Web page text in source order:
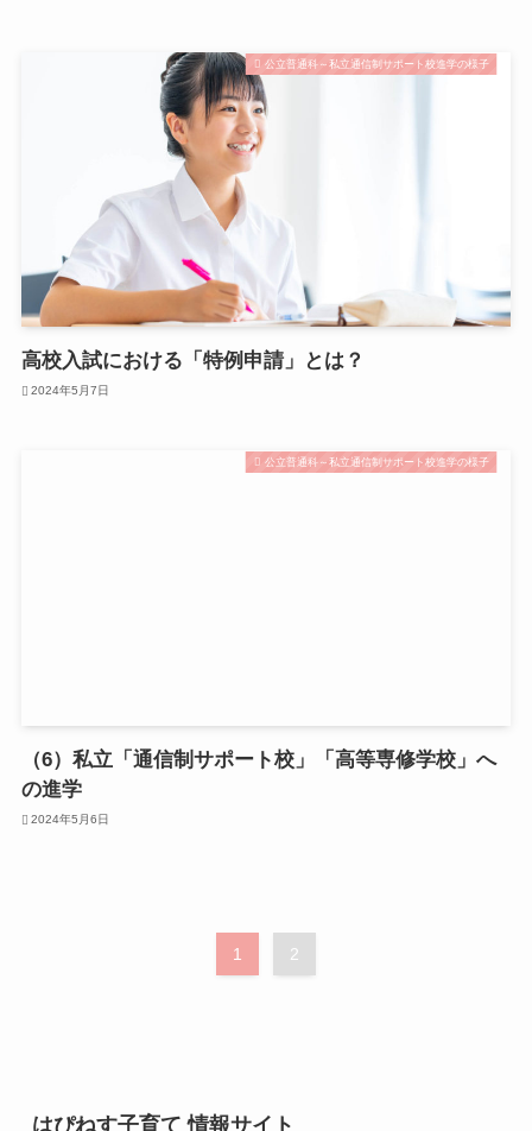
公立普通科～私立通信制サポート校進学の様子
高校入試における「特例申請」とは？
2024年5月7日
公立普通科～私立通信制サポート校進学の様子
（6）私立「通信制サポート校」「高等専修学校」へ
の進学
2024年5月6日
1 2
はぴねす子育て 情報サイト